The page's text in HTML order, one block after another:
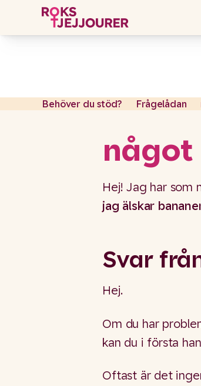
Gå till contentLämna sidan
Behöver du stöd? Frågelådan
något
Hej! Jag har som
jag älskar
Svar
Hej.
Om du har
kan du i första
Oftast är det